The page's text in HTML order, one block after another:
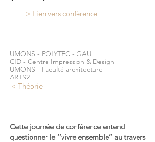
> Lien vers conférence
UMONS - POLYTEC - GAU
CID - Centre Impression & Design
UMONS - Faculté architecture
ARTS2
< Théorie
Cette journée de conférence entend
questionner le ‘’vivre ensemble’’ au travers